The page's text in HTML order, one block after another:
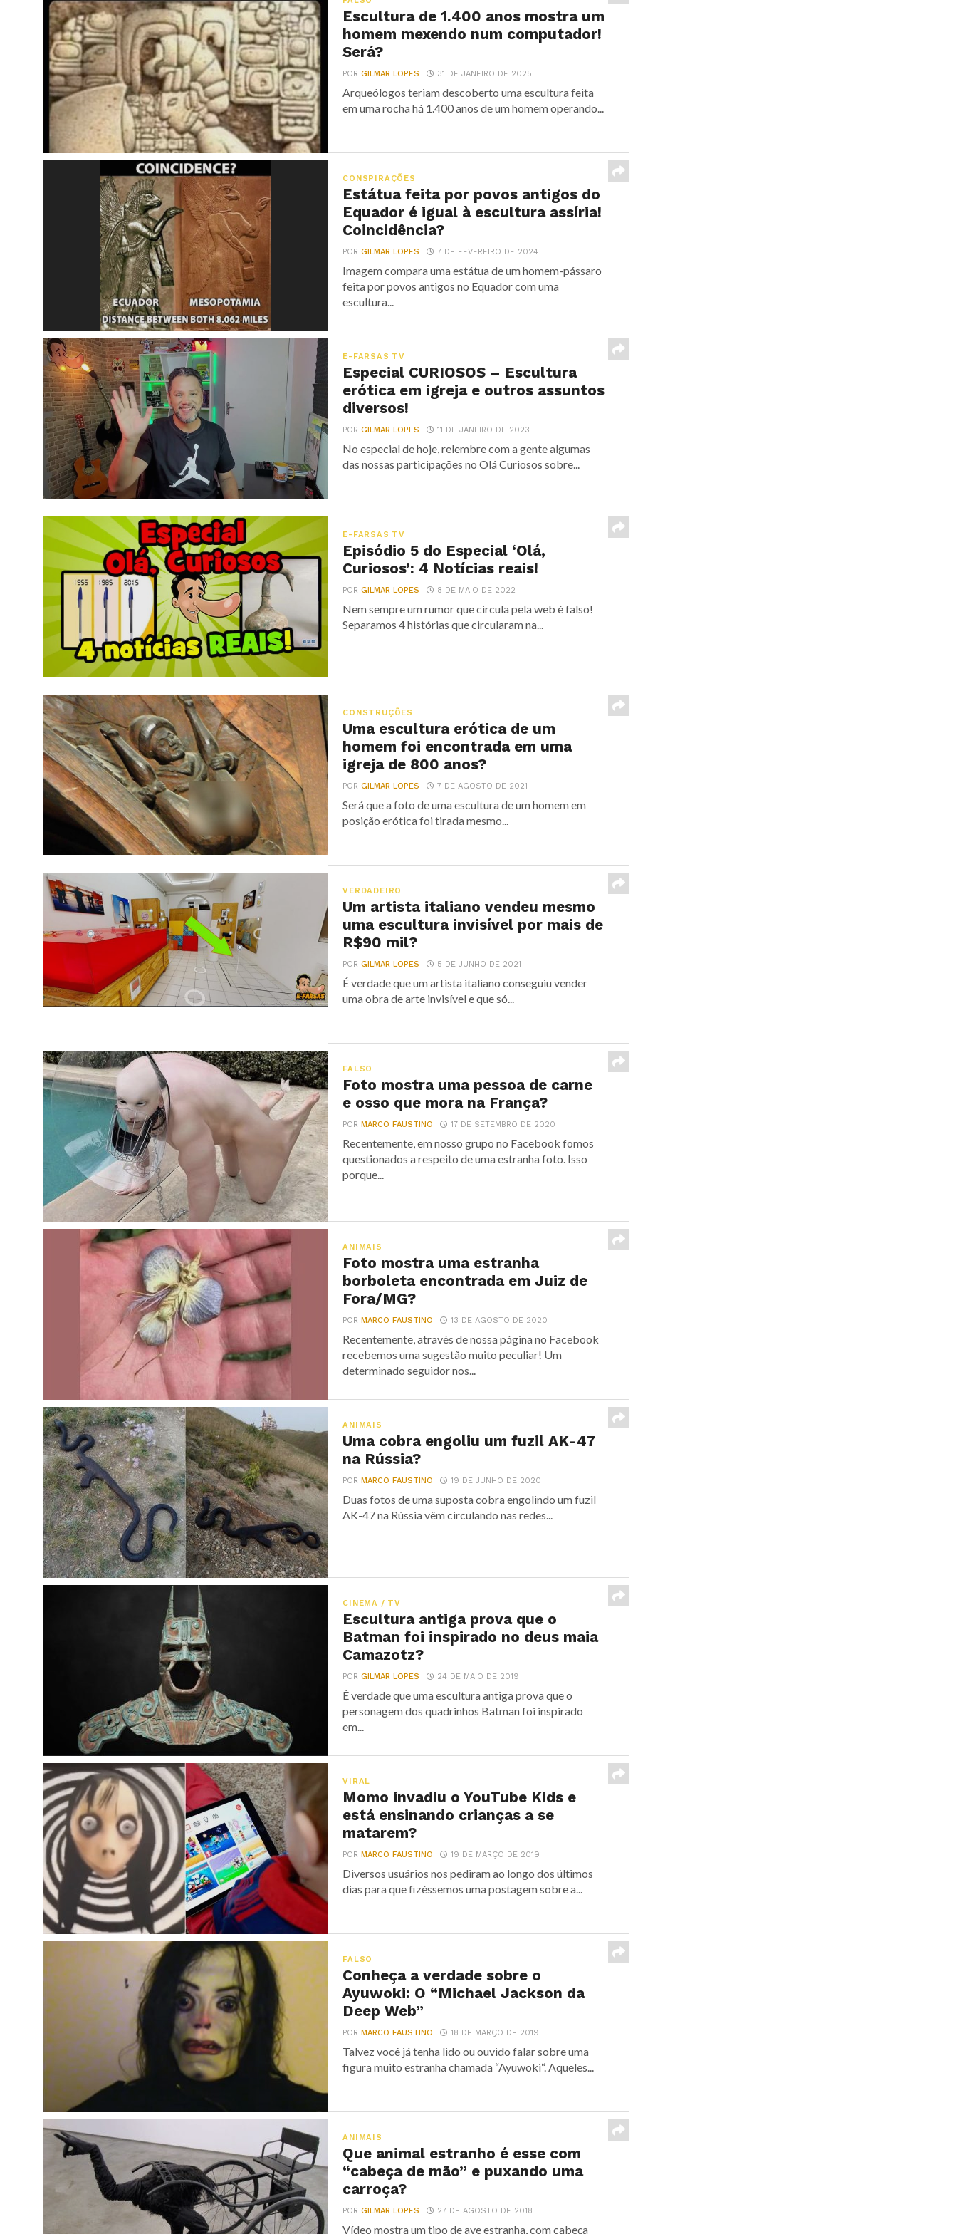
Escultura de 1.400 anos mostra um
homem mexendo num computador!
Será?
PORGILMAR LOPES 31 DE JANEIRO DE 2025
Arqueólogos teriam descoberto uma escultura feita
em uma rocha há 1.400 anos de um homem operando...
CONSPIRAÇÕES
Estátua feita por povos antigos do
Equador é igual à escultura assíria!
Coincidência?
PORGILMAR LOPES 7 DE FEVEREIRO DE 2024
Imagem compara uma estátua de um homem-pássaro
feita por povos antigos no Equador com uma
escultura...
E-FARSAS TV
Especial CURIOSOS – Escultura
erótica em igreja e outros assuntos
diversos!
PORGILMAR LOPES 11 DE JANEIRO DE 2023
No especial de hoje, relembre com a gente algumas
das nossas participações no Olá Curiosos sobre...
E-FARSAS TV
Episódio 5 do Especial ‘Olá,
Curiosos’: 4 Notícias reais!
PORGILMAR LOPES 8 DE MAIO DE 2022
Nem sempre um rumor que circula pela web é falso!
Separamos 4 histórias que circularam na...
CONSTRUÇÕES
Uma escultura erótica de um
homem foi encontrada em uma
igreja de 800 anos?
PORGILMAR LOPES 7 DE AGOSTO DE 2021
Será que a foto de uma escultura de um homem em
posição erótica foi tirada mesmo...
VERDADEIRO
Um artista italiano vendeu mesmo
uma escultura invisível por mais de
R$90 mil?
PORGILMAR LOPES 5 DE JUNHO DE 2021
É verdade que um artista italiano conseguiu vender
uma obra de arte invisível e que só...
FALSO
Foto mostra uma pessoa de carne
e osso que mora na França?
PORMARCO FAUSTINO 17 DE SETEMBRO DE 2020
Recentemente, em nosso grupo no Facebook fomos
questionados a respeito de uma estranha foto. Isso
porque...
ANIMAIS
Foto mostra uma estranha
borboleta encontrada em Juiz de
Fora/MG?
PORMARCO FAUSTINO 13 DE AGOSTO DE 2020
Recentemente, através de nossa página no Facebook
recebemos uma sugestão muito peculiar! Um
determinado seguidor nos...
ANIMAIS
Uma cobra engoliu um fuzil AK-47
na Rússia?
PORMARCO FAUSTINO 19 DE JUNHO DE 2020
Duas fotos de uma suposta cobra engolindo um fuzil
AK-47 na Rússia vêm circulando nas redes...
CINEMA / TV
Escultura antiga prova que o
Batman foi inspirado no deus maia
Camazotz?
PORGILMAR LOPES 24 DE MAIO DE 2019
É verdade que uma escultura antiga prova que o
personagem dos quadrinhos Batman foi inspirado
em...
VIRAL
Momo invadiu o YouTube Kids e
está ensinando crianças a se
matarem?
PORMARCO FAUSTINO 19 DE MARÇO DE 2019
Diversos usuários nos pediram ao longo dos últimos
dias para que fizéssemos uma postagem sobre a...
FALSO
Conheça a verdade sobre o
Ayuwoki: O “Michael Jackson da
Deep Web”
PORMARCO FAUSTINO 18 DE MARÇO DE 2019
Talvez você já tenha lido ou ouvido falar sobre uma
figura muito estranha chamada “Ayuwoki“. Aqueles...
ANIMAIS
Que animal estranho é esse com
“cabeça de mão” e puxando uma
carroça?
PORGILMAR LOPES 27 DE AGOSTO DE 2018
Vídeo mostra um tipo de ave estranha, com cabeça